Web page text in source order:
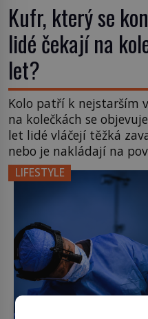
Kufr, který se
lidé čekají na
let?
Kolo patří k nejstarším
na kolečkách se
let lidé vláčejí těžká
nebo je nakládají na
nápad, připevnit ke
nikdo dlouho
LIFESTYLE